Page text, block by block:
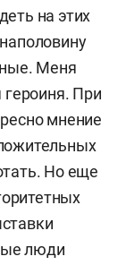
на этих
Меня
героиня. При
мнение
Но еще
люди